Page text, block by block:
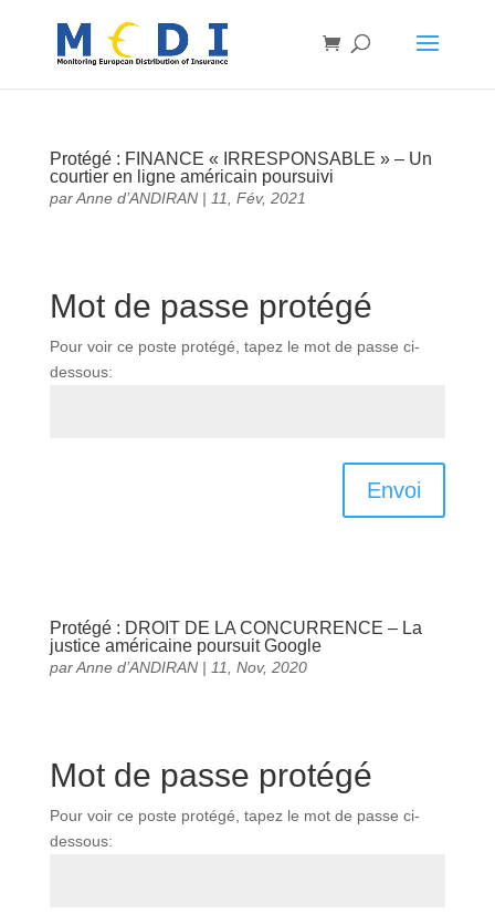
Protégé : FINANCE « IRRESPONSABLE » – Un
courtier en ligne américain poursuivi
parAnne d’ANDIRAN| 11, Fév, 2021
Mot de passe protégé
Pour voir ce poste protégé, tapez le mot de passe ci-
dessous:
Envoi
Protégé : DROIT DE LA CONCURRENCE – La
justice américaine poursuit Google
parAnne d’ANDIRAN| 11, Nov, 2020
Mot de passe protégé
Pour voir ce poste protégé, tapez le mot de passe ci-
dessous: